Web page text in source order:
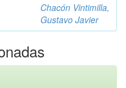
Chacón Vintimilla,
Gustavo Javier